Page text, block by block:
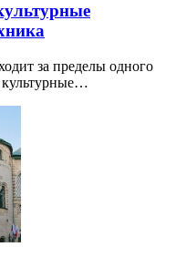
за пределы одного